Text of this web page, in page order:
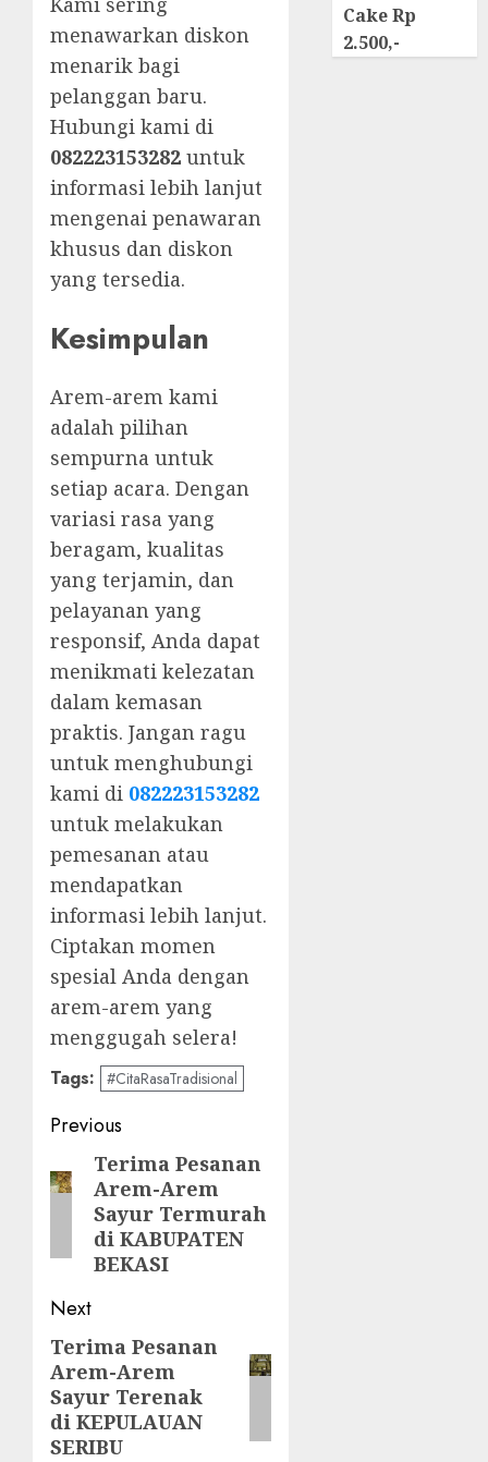
menawarkan diskon
menarik bagi
pelanggan baru.
Hubungi kami di
082223153282 untuk
informasi lebih lanjut
mengenai penawaran
khusus dan diskon
yang tersedia.
Kesimpulan
Arem-arem kami
adalah pilihan
sempurna untuk
setiap acara. Dengan
variasi rasa yang
beragam, kualitas
yang terjamin, dan
pelayanan yang
responsif, Anda dapat
menikmati kelezatan
dalam kemasan
praktis. Jangan ragu
untuk menghubungi
kami di 082223153282
untuk melakukan
pemesanan atau
mendapatkan
informasi lebih lanjut.
Ciptakan momen
spesial Anda dengan
arem-arem yang
menggugah selera!
Tags: #CitaRasaTradisional
Post
navigation
Previous
Previous
post:
Terima Pesanan
Arem-Arem
Sayur Termurah
di KABUPATEN
BEKASI
Next
Next
post:
Terima Pesanan
Arem-Arem
Sayur Terenak
di KEPULAUAN
SERIBU
Cake Rp
2.500,-